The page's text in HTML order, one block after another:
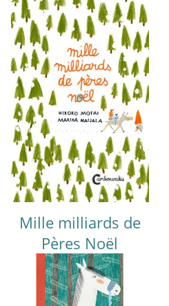
Mille milliards de
Pères Noël